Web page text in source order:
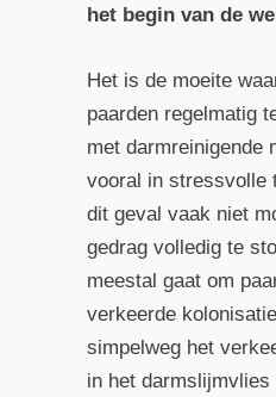
het begin van de
Het is de moeite
paarden regelmatig
met darmreinigende
vooral in stressvolle
dit geval vaak niet
gedrag volledig te
meestal gaat om
verkeerde
simpelweg het
in het darmslijmvlies